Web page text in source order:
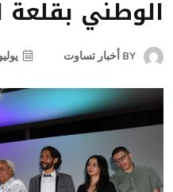
الوطني بقلعة
BY أخبار تساوت يوليو 31,